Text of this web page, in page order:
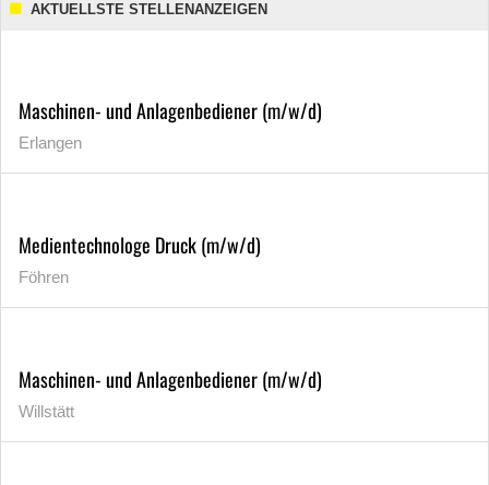
AKTUELLSTE STELLENANZEIGEN
Maschinen- und Anlagenbediener (m/w/d)
Erlangen
Medientechnologe Druck (m/w/d)
Föhren
Maschinen- und Anlagenbediener (m/w/d)
Willstätt